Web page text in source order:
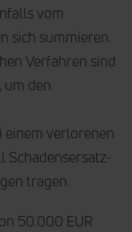
vom
sich summieren.
Verfahren sind
den
einem verlorenen
Schadensersatz-
tragen.
50.000 EUR